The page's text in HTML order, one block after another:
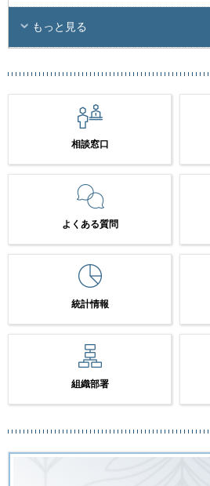
もっと見る
相談窓口
よくある質問
統計情報
組織部署